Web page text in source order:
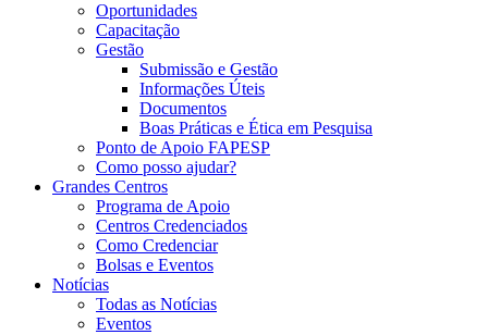
Oportunidades
Capacitação
Gestão
Submissão e Gestão
Informações Úteis
Documentos
Boas Práticas e Ética em Pesquisa
Ponto de Apoio FAPESP
Como posso ajudar?
Grandes Centros
Programa de Apoio
Centros Credenciados
Como Credenciar
Bolsas e Eventos
Notícias
Todas as Notícias
Eventos